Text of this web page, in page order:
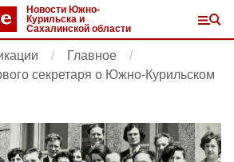
Новости Южно-
Курильска и
Сахалинской области
Главное
секретаря о Южно-Курильском